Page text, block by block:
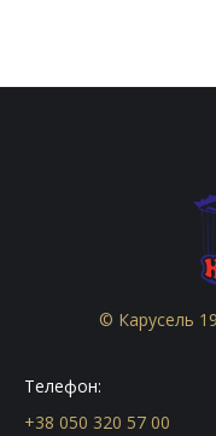
© Карусель
Телефон:
+38 050 320 57 00